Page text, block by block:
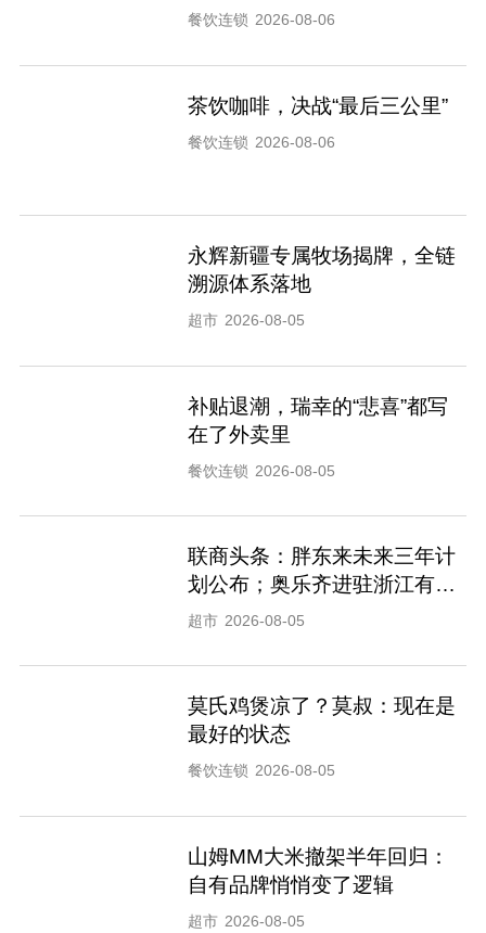
餐饮连锁 2026-08-06
茶饮咖啡，决战“最后三公里”
餐饮连锁 2026-08-06
永辉新疆专属牧场揭牌，全链
溯源体系落地
超市 2026-08-05
补贴退潮，瑞幸的“悲喜”都写
在了外卖里
餐饮连锁 2026-08-05
联商头条：胖东来未来三年计
划公布；奥乐齐进驻浙江有新
进展
超市 2026-08-05
莫氏鸡煲凉了？莫叔：现在是
最好的状态
餐饮连锁 2026-08-05
山姆MM大米撤架半年回归：
自有品牌悄悄变了逻辑
超市 2026-08-05